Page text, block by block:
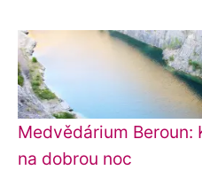
Medvědárium
na dobrou noc